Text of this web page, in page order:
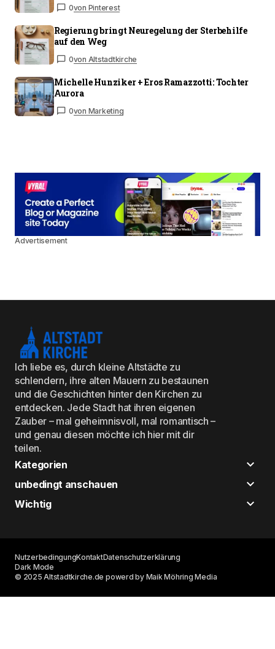
0von Pinterest
Regierung bringt Neuregelung der Sterbehilfe
auf den Weg
0von Altstadtkirche
Michelle Hunziker + Eros Ramazzotti: Tochter
Aurora
0von Marketing
Advertisement
Ich liebe es, durch kleine Altstädte zu
schlendern, ihre alten Mauern zu bestaunen
und die Geschichten hinter den Kirchen zu
entdecken. Jede Stadt hat ihren eigenen
Zauber – mal geheimnisvoll, mal romantisch –
und genau diesen möchte ich hier mit dir
teilen.
Kategorien
unbedingt anschauen
Wichtig
© 2025 Altstadtkirche.de powerd by Maik Möhring Media
NutzerbedingungKontaktDatenschutzerklärung
Dark Mode